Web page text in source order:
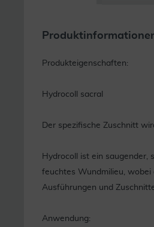
Produkteigenschaften:
Hydrocoll sacral
Der spezifische Zuschnitt
Hydrocoll ist ein saugender,
feuchtes Wundmilieu, wobei
Ausführungen und
Anwendung: